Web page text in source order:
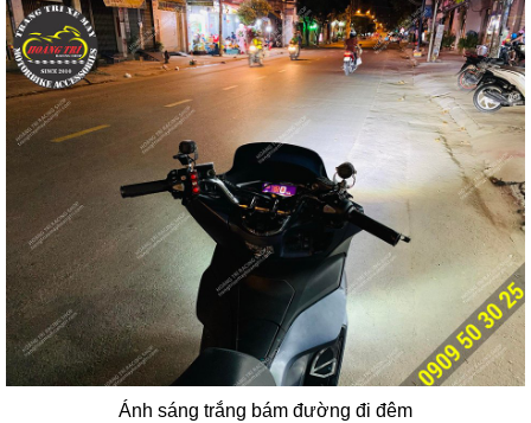
Ánh sáng trắng bám đường đi đêm